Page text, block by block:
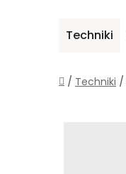
Techniki
Home
/ Techniki /